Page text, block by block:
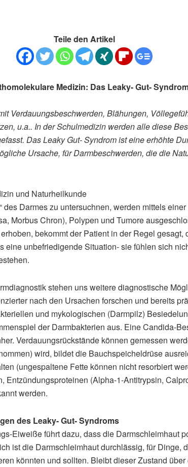
Teile den Artikel
Medizin: Das Leaky- Gut-
Verdauungsbeschwerden, Blähungen,
u.a.. In der Schulmedizin werden alle diese
Das Leaky Gut- Syndrom ist eine erhöhte
Ursache, für Darmbeschwerden, die die
und Naturheilkunde
des Darmes zu untersuchnen, werden mittels
Morbus Chron), Polypen und Tumore
bekommt der Patient in der Regel gesagt,
eine unbefriedigende Situation- sie fühlen sich
stehen uns weitere diagnostische
nach den Ursachen forschen und bereits
und mykologischen (Darmpilz)
der Darmbakterien aus. Eine Candida-
Verdauungsrückstände können gemessen
wird, bildet die Bauchspeicheldrüse
(ungespaltene Fette können nicht resorbiert
Entzündungsproteinen (Alpha-1-Antitrypsin,
werden.
des Leaky- Gut- Syndroms
Eiweiße führt dazu, dass die Darmschleimhaut
ist die Darmschleimhaut durchlässig, für Dinge,
könnten und sollten. Bleibt dieser Zustand